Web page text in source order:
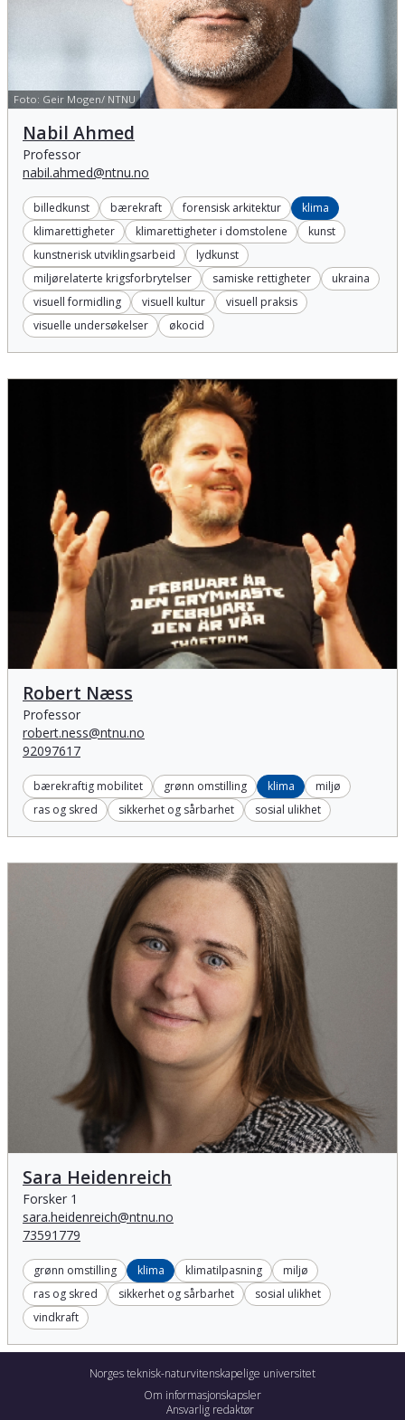
Foto: Geir Mogen/ NTNU
Nabil Ahmed
Professor
nabil.ahmed@ntnu.no
billedkunst bærekraft forensisk arkitektur
klima
klimarettigheter
klimarettigheter i domstolene
kunst
kunstnerisk utviklingsarbeid
lydkunst
miljørelaterte krigsforbrytelser
samiske rettigheter
ukraina
visuell formidling
visuell kultur
visuell praksis
visuelle undersøkelser
økocid
Robert Næss
Professor
robert.ness@ntnu.no
92097617
bærekraftig mobilitet grønn omstilling klima
miljø
ras og skred
sikkerhet og sårbarhet sosial ulikhet
Sara Heidenreich
Forsker 1
sara.heidenreich@ntnu.no
73591779
grønn omstilling klima klimatilpasning
miljø
ras og skred
sikkerhet og sårbarhet
sosial ulikhet
vindkraft
Norges teknisk-naturvitenskapelige universitet
Om informasjonskapsler
Ansvarlig redaktør